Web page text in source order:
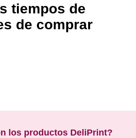
tiempos de
de comprar
los productos DeliPrint?